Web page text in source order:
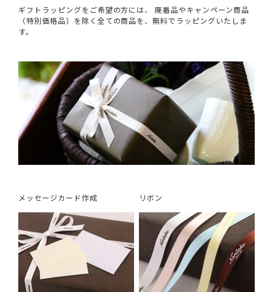
ギフトラッピングをご希望の方には、 廃番品やキャンペーン商品
（特別価格品）を除く全ての商品を、無料でラッピングいたしま
す。
メッセージカード作成 リボン